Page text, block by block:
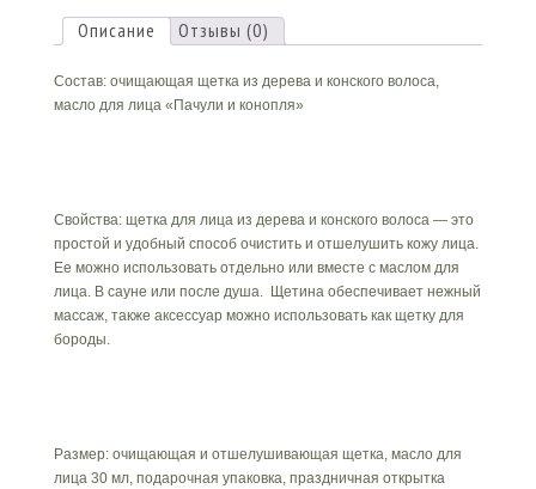
кожей
лица
для
Описание Отзывы (0)
Состав: очищающая щетка из дерева и конского волоса,
масло для лица «Пачули и конопля»
Свойства: щетка для лица из дерева и конского волоса — это
простой и удобный способ очистить и отшелушить кожу лица.
Ее можно использовать отдельно или вместе с маслом для
лица. В сауне или после душа. Щетина обеспечивает нежный
массаж, также аксессуар можно использовать как щетку для
бороды.
Размер: очищающая и отшелушивающая щетка, масло для
лица 30 мл, подарочная упаковка, праздничная открытка